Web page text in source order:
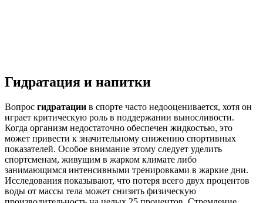
Гидратация и напитки
Вопрос гидратации в спорте часто недооценивается, хотя он
играет критическую роль в поддержании выносливости.
Когда организм недостаточно обеспечен жидкостью, это
может привести к значительному снижению спортивных
показателей. Особое внимание этому следует уделить
спортсменам, живущим в жарком климате либо
занимающимся интенсивными тренировками в жаркие дни.
Исследования показывают, что потеря всего двух процентов
воды от массы тела может снизить физическую